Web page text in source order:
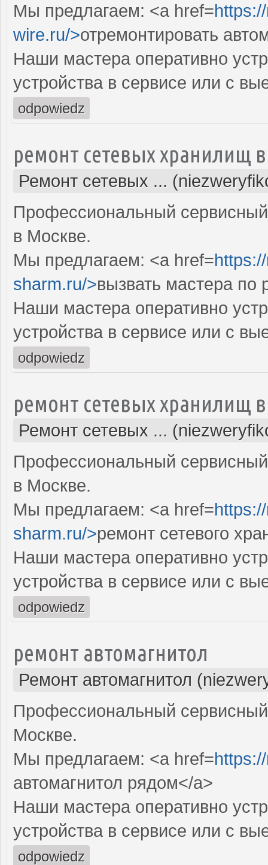
Мы предлагаем: <a href=
wire.ru/>отремонтировать
Наши мастера оперативно
устройства в сервисе или с
odpowiedz
ремонт сетевых хранилищ
Ремонт сетевых ...
Профессиональный
в Москве.
Мы предлагаем: <a href=
sharm.ru/>вызвать мастера по
Наши мастера оперативно
устройства в сервисе или с
odpowiedz
ремонт сетевых хранилищ
Ремонт сетевых ...
Профессиональный
в Москве.
Мы предлагаем: <a href=
sharm.ru/>ремонт сетевого
Наши мастера оперативно
устройства в сервисе или с
odpowiedz
ремонт автомагнитол
Ремонт автомагнитол
Профессиональный
Москве.
Мы предлагаем: <a href=
автомагнитол рядом</a>
Наши мастера оперативно
устройства в сервисе или с
odpowiedz